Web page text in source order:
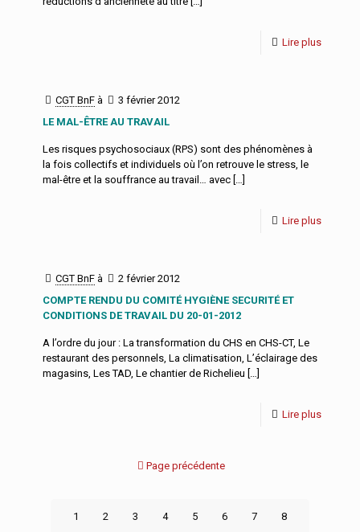
Lire plus
CGT BnF à
3 février 2012
LE MAL-ÊTRE AU TRAVAIL
Les risques psychosociaux (RPS) sont des phénomènes à
la fois collectifs et individuels où l’on retrouve le stress, le
mal-être et la souffrance au travail… avec […]
Lire plus
CGT BnF à
2 février 2012
COMPTE RENDU DU COMITÉ HYGIÈNE SECURITÉ ET
CONDITIONS DE TRAVAIL DU 20-01-2012
A l’ordre du jour : La transformation du CHS en CHS-CT, Le
restaurant des personnels, La climatisation, L’éclairage des
magasins, Les TAD, Le chantier de Richelieu […]
Lire plus
Page précédente
1 2 3 4 5 6 7 8